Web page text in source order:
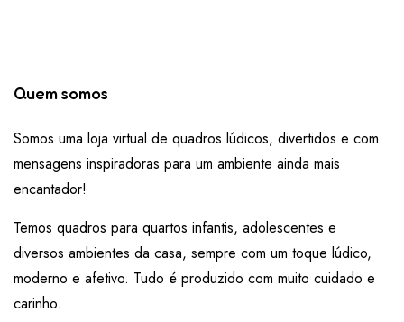
Quem somos
Somos uma loja virtual de quadros lúdicos, divertidos e com
mensagens inspiradoras para um ambiente ainda mais
encantador!
Temos quadros para quartos infantis, adolescentes e
diversos ambientes da casa, sempre com um toque lúdico,
moderno e afetivo. Tudo é produzido com muito cuidado e
carinho.